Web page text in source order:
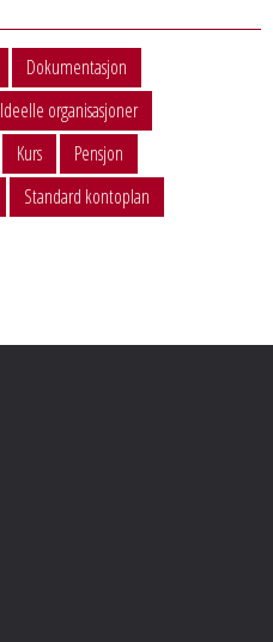
Dokumentasjon
Ideelle organisasjoner
Kurs
Pensjon
Standard kontoplan